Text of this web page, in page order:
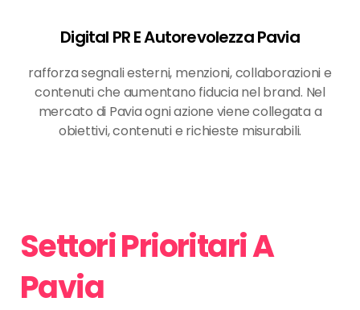
Digital PR E Autorevolezza Pavia
rafforza segnali esterni, menzioni, collaborazioni e
contenuti che aumentano fiducia nel brand. Nel
mercato di Pavia ogni azione viene collegata a
obiettivi, contenuti e richieste misurabili.
Settori Prioritari A
Pavia